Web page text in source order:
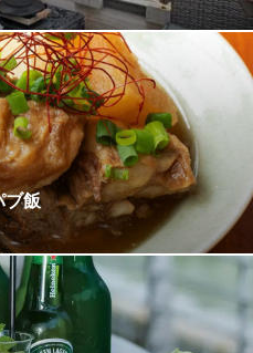
・2F
スでBBQ体験♪BBQ機材は全て
ラーボックスなど充実の設備！
たします！ 屋根付きのため多
2F
ブ飯
品以上ご用意！特製の肉料理
＆チップスや香ばしい野菜の
幅広く楽しめるラインナップ